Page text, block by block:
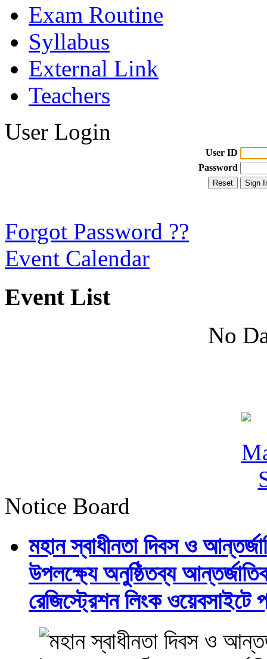
Exam Routine
Syllabus
External Link
Teachers
User Login
User ID
Password
Forgot Password ??
Event Calendar
Event List
No
Notice Board
মহান স্বাধীনতা দিবস ও
উপলক্ষ্যে অনুষ্ঠিতব্য
রেজিস্ট্রেশন লিংক ওয়েবসাইটে